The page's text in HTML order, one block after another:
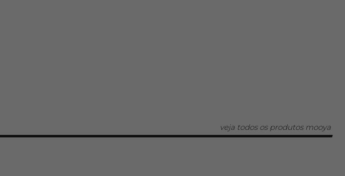
veja todos os produtos mooya